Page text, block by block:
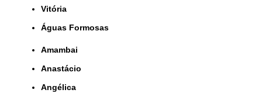
Vitória
Águas Formosas
Amambai
Anastácio
Angélica